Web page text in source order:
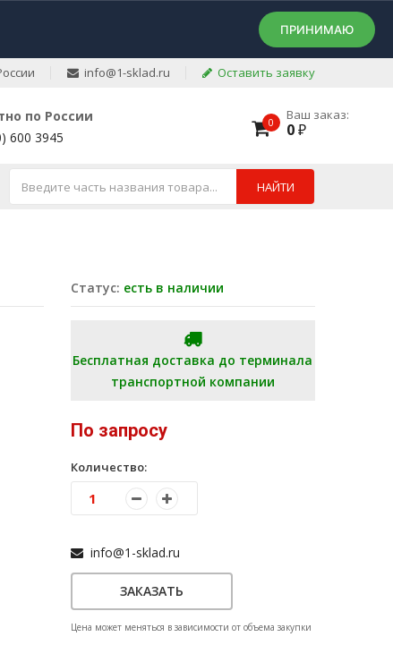
ПРИНИМАЮ
info@1-sklad.ru Оставить заявку
по России
600 3945
0 Ваш заказ:
0₽
НАЙТИ
Статус: есть в наличии
Бесплатная доставка до терминала
транспортной компании
По запросу
Количество:
info@1-sklad.ru
ЗАКАЗАТЬ
Цена может меняться в зависимости от объема закупки